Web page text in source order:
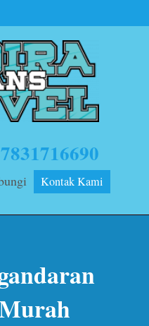
Kontak Kami